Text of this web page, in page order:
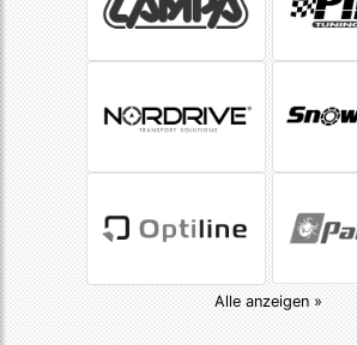
Alle anzeigen »